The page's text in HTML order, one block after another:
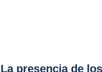
La presencia de